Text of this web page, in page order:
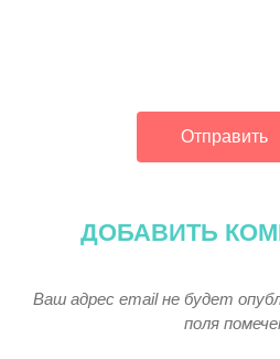
ДОБАВИТЬ
Ваш адрес email не будет
поля